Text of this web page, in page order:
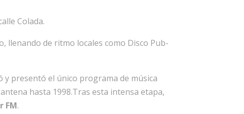
Colada.
llenando de ritmo locales como Disco Pub-
y presentó el único programa de música
hasta 1998.Tras esta intensa etapa,
FM.